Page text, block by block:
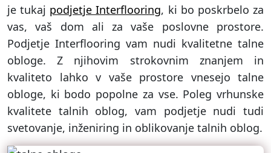
je tukaj podjetje Interflooring, ki bo poskrbelo za
vas, vaš dom ali za vaše poslovne prostore.
Podjetje Interflooring vam nudi kvalitetne talne
obloge. Z njihovim strokovnim znanjem in
kvaliteto lahko v vaše prostore vnesejo talne
obloge, ki bodo popolne za vse. Poleg vrhunske
kvalitete talnih oblog, vam podjetje nudi tudi
svetovanje, inženiring in oblikovanje talnih oblog.